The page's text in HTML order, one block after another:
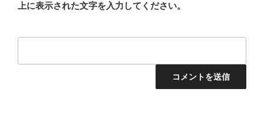
上に表示された文字を入力してください。